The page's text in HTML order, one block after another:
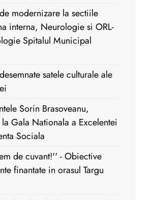
modernizare la sectiile
interna, Neurologie si ORL-
Spitalul Municipal
satele culturale ale
Sorin Brasoveanu,
Gala Nationala a Excelentei
Sociala
de cuvant!'' - Obiective
finantate in orasul Targu